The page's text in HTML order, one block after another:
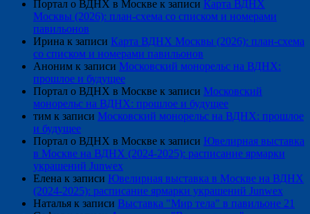
Портал о ВДНХ в Москве к записи Карта ВДНХ
Москвы (2026): план-схема со списком и номерами
павильонов
Ирина к записи Карта ВДНХ Москвы (2026): план-схема
со списком и номерами павильонов
Аноним к записи Московский монорельс на ВДНХ:
прошлое и будущее
Портал о ВДНХ в Москве к записи Московский
монорельс на ВДНХ: прошлое и будущее
тим к записи Московский монорельс на ВДНХ: прошлое
и будущее
Портал о ВДНХ в Москве к записи Ювелирная выставка
в Москве на ВДНХ (2024-2025): расписание ярмарки
украшений Junwex
Елена к записи Ювелирная выставка в Москве на ВДНХ
(2024-2025): расписание ярмарки украшений Junwex
Наталья к записи Выставка "Мир тела" в павильоне 21